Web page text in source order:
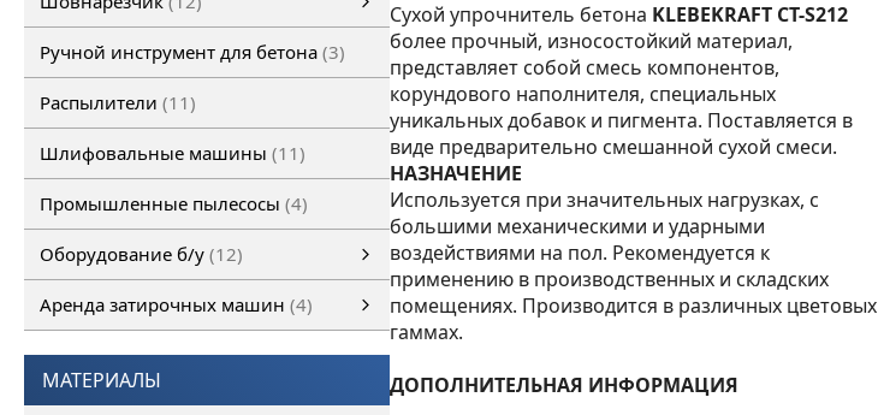
Ручной инструмент для бетона 3
Распылители 11
Шлифовальные машины 11
Промышленные пылесосы 4
Оборудование б/у 12
Аренда затирочных машин 4
МАТЕРИАЛЫ
Сухой упрочнитель бетона KLEBEKRAFT CT-S212
более прочный, износостойкий материал,
представляет собой смесь компонентов,
корундового наполнителя, специальных
уникальных добавок и пигмента. Поставляется в
виде предварительно смешанной сухой смеси.
НАЗНАЧЕНИЕ
Используется при значительных нагрузках, с
большими механическими и ударными
воздействиями на пол. Рекомендуется к
применению в производственных и складских
помещениях. Производится в различных цветовых
гаммах.
ДОПОЛНИТЕЛЬНАЯ ИНФОРМАЦИЯ